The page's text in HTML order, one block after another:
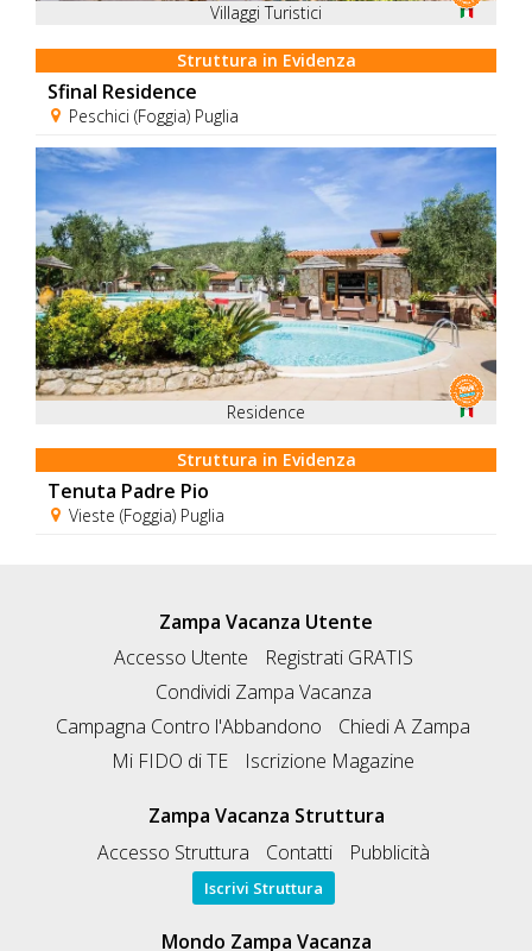
Villaggi Turistici
Struttura in Evidenza
Sfinal Residence
Peschici (Foggia) Puglia
Residence
Struttura in Evidenza
Tenuta Padre Pio
Vieste (Foggia) Puglia
Zampa Vacanza Utente
Accesso Utente
Registrati GRATIS
Condividi Zampa Vacanza
Campagna Contro l'Abbandono
Chiedi A Zampa
Mi FIDO di TE
Iscrizione Magazine
Zampa Vacanza Struttura
Accesso Struttura
Contatti Pubblicità
Iscrivi Struttura
Mondo Zampa Vacanza